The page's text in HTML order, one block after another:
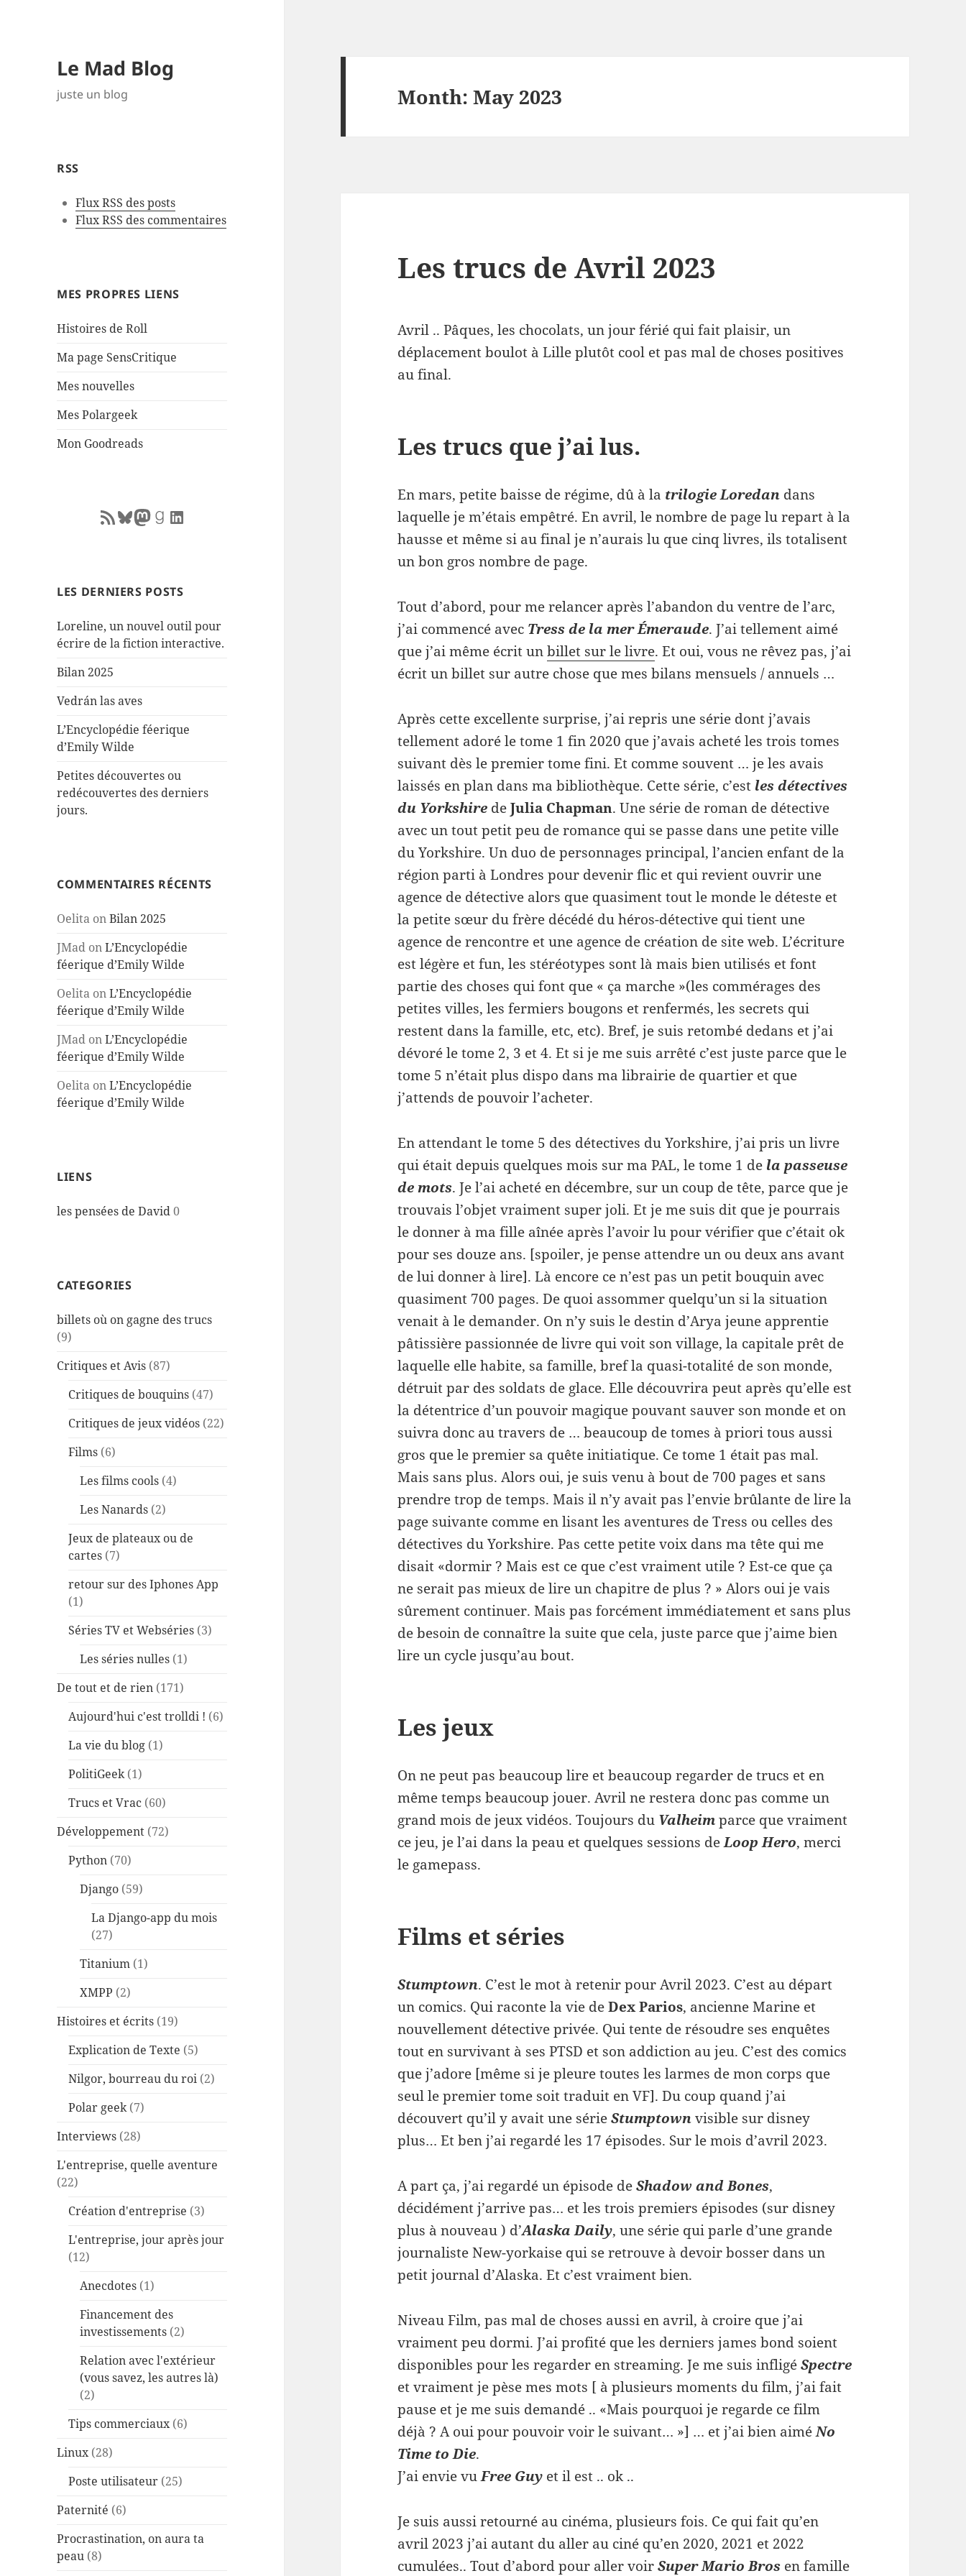
Le Mad Blog
juste un blog
RSS
Flux RSS des posts
Flux RSS des commentaires
MES PROPRES LIENS
Histoires de Roll
Ma page SensCritique
Mes nouvelles
Mes Polargeek
Mon Goodreads
RSS FeedBluesky
Mastodon
Goodreads
LinkedIn
LES DERNIERS POSTS
Loreline, un nouvel outil pour
écrire de la fiction interactive.
Bilan 2025
Vedrán las aves
L’Encyclopédie féerique
d’Emily Wilde
Petites découvertes ou
redécouvertes des derniers
jours.
COMMENTAIRES RÉCENTS
Oelita onBilan 2025
JMad onL’Encyclopédie
féerique d’Emily Wilde
Oelita onL’Encyclopédie
féerique d’Emily Wilde
JMad onL’Encyclopédie
féerique d’Emily Wilde
Oelita onL’Encyclopédie
féerique d’Emily Wilde
LIENS
les pensées de David0
CATEGORIES
billets où on gagne des trucs
(9)
Critiques et Avis (87)
Critiques de bouquins (47)
Critiques de jeux vidéos (22)
Films (6)
Les films cools (4)
Les Nanards (2)
Jeux de plateaux ou de
cartes (7)
retour sur des Iphones App
(1)
Séries TV et Webséries (3)
Les séries nulles (1)
De tout et de rien (171)
Aujourd'hui c'est trolldi ! (6)
La vie du blog (1)
PolitiGeek(1)
Trucs et Vrac (60)
Développement (72)
Python (70)
Django (59)
La Django-app du mois
(27)
Titanium (1)
XMPP (2)
Histoires et écrits (19)
Explication de Texte (5)
Nilgor, bourreau du roi (2)
Polar geek(7)
Interviews (28)
L'entreprise, quelle aventure
(22)
Création d'entreprise (3)
L'entreprise, jour après jour
(12)
Anecdotes (1)
Financement des
investissements (2)
Relation avec l'extérieur
(vous savez, les autres là)
(2)
Tips commerciaux(6)
Linux(28)
Poste utilisateur (25)
Paternité (6)
Procrastination, on aura ta
peau (8)
Month:May 2023
Les trucs de Avril 2023
Avril .. Pâques, les chocolats, un jour férié qui fait plaisir, un
déplacement boulot à Lille plutôt cool et pas mal de choses positives
au final.
Les trucs que j’ai lus.
En mars, petite baisse de régime, dû à la trilogie Loredan dans
laquelle je m’étais empêtré. En avril, le nombre de page lu repart à la
hausse et même si au final je n’aurais lu que cinq livres, ils totalisent
un bon gros nombre de page.
Tout d’abord, pour me relancer après l’abandon du ventre de l’arc,
j’ai commencé avec Tress de la mer Émeraude. J’ai tellement aimé
que j’ai même écrit unbillet sur le livre. Et oui, vous ne rêvez pas, j’ai
écrit un billet sur autre chose que mes bilans mensuels / annuels …
Après cette excellente surprise, j’ai repris une série dont j’avais
tellement adoré le tome 1 fin 2020 que j’avais acheté les trois tomes
suivant dès le premier tome fini. Et comme souvent … je les avais
laissés en plan dans ma bibliothèque. Cette série, c’est les détectives
du Yorkshire deJulia Chapman. Une série de roman de détective
avec un tout petit peu de romance qui se passe dans une petite ville
du Yorkshire. Un duo de personnages principal, l’ancien enfant de la
région parti à Londres pour devenir flic et qui revient ouvrir une
agence de détective alors que quasiment tout le monde le déteste et
la petite sœur du frère décédé du héros-détective qui tient une
agence de rencontre et une agence de création de site web. L’écriture
est légère et fun, les stéréotypes sont là mais bien utilisés et font
partie des choses qui font que « ça marche »(les commérages des
petites villes, les fermiers bougons et renfermés, les secrets qui
restent dans la famille, etc, etc). Bref, je suis retombé dedans et j’ai
dévoré le tome 2, 3 et 4. Et si je me suis arrêté c’est juste parce que le
tome 5 n’était plus dispo dans ma librairie de quartier et que
j’attends de pouvoir l’acheter.
En attendant le tome 5 des détectives du Yorkshire, j’ai pris un livre
qui était depuis quelques mois sur ma PAL, le tome 1 de la passeuse
de mots. Je l’ai acheté en décembre, sur un coup de tête, parce que je
trouvais l’objet vraiment super joli. Et je me suis dit que je pourrais
le donner à ma fille aînée après l’avoir lu pour vérifier que c’était ok
pour ses douze ans. [spoiler, je pense attendre un ou deux ans avant
de lui donner à lire]. Là encore ce n’est pas un petit bouquin avec
quasiment 700 pages. De quoi assommer quelqu’un si la situation
venait à le demander. On n’y suis le destin d’Arya jeune apprentie
pâtissière passionnée de livre qui voit son village, la capitale prêt de
laquelle elle habite, sa famille, bref la quasi-totalité de son monde,
détruit par des soldats de glace. Elle découvrira peut après qu’elle est
la détentrice d’un pouvoir magique pouvant sauver son monde et on
suivra donc au travers de … beaucoup de tomes à priori tous aussi
gros que le premier sa quête initiatique. Ce tome 1 était pas mal.
Mais sans plus. Alors oui, je suis venu à bout de 700 pages et sans
prendre trop de temps. Mais il n’y avait pas l’envie brûlante de lire la
page suivante comme en lisant les aventures de Tress ou celles des
détectives du Yorkshire. Pas cette petite voix dans ma tête qui me
disait «dormir ? Mais est ce que c’est vraiment utile ? Est-ce que ça
ne serait pas mieux de lire un chapitre de plus ? » Alors oui je vais
sûrement continuer. Mais pas forcément immédiatement et sans plus
de besoin de connaître la suite que cela, juste parce que j’aime bien
lire un cycle jusqu’au bout.
Les jeux
On ne peut pas beaucoup lire et beaucoup regarder de trucs et en
même temps beaucoup jouer. Avril ne restera donc pas comme un
grand mois de jeux vidéos. Toujours du Valheimparce que vraiment
ce jeu, je l’ai dans la peau et quelques sessions deLoop Hero, merci
le gamepass.
Films et séries
Stumptown. C’est le mot à retenir pour Avril 2023. C’est au départ
un comics. Qui raconte la vie deDex Parios, ancienne Marine et
nouvellement détective privée. Qui tente de résoudre ses enquêtes
tout en survivant à ses PTSD et son addiction au jeu. C’est des comics
que j’adore [même si je pleure toutes les larmes de mon corps que
seul le premier tome soit traduit en VF]. Du coup quand j’ai
découvert qu’il y avait une sérieStumptownvisible sur disney
plus… Et ben j’ai regardé les 17 épisodes. Sur le mois d’avril 2023.
A part ça, j’ai regardé un épisode deShadow and Bones,
décidément j’arrive pas… et les trois premiers épisodes (sur disney
plus à nouveau ) d’Alaska Daily, une série qui parle d’une grande
journaliste New-yorkaise qui se retrouve à devoir bosser dans un
petit journal d’Alaska. Et c’est vraiment bien.
Niveau Film, pas mal de choses aussi en avril, à croire que j’ai
vraiment peu dormi. J’ai profité que les derniers james bond soient
disponibles pour les regarder en streaming. Je me suis infligéSpectre
et vraiment je pèse mes mots [ à plusieurs moments du film, j’ai fait
pause et je me suis demandé .. «Mais pourquoi je regarde ce film
déjà ? A oui pour pouvoir voir le suivant… »] … et j’ai bien aiméNo
Time to Die.
J’ai envie vuFree Guy et il est .. ok ..
Je suis aussi retourné au cinéma, plusieurs fois. Ce qui fait qu’en
avril 2023 j’ai autant du aller au ciné qu’en 2020, 2021 et 2022
cumulées.. Tout d’abord pour aller voirSuper Mario Bros en famille